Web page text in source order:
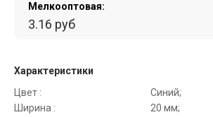
Мелкооптовая:
3.16 руб
Характеристики
Цвет :
Синий;
Ширина :
20 мм;